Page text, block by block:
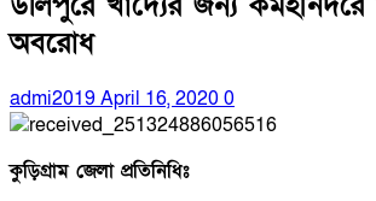
অবরোধ
admi2019April 16, 2020 0
কুড়িগ্রাম জেলা প্রতিনিধিঃ